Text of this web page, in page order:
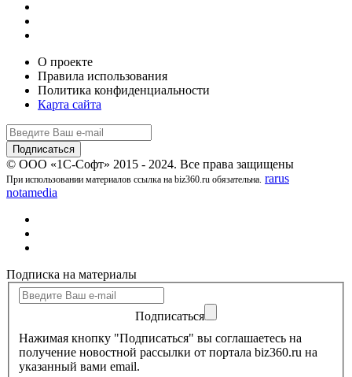
О проекте
Правила использования
Политика конфиденциальности
Карта сайта
© ООО «1С-Софт» 2015 - 2024. Все права защищены
При использовании материалов ссылка на biz360.ru обязательна. rarus
notamedia
Подписка на материалы
Подписаться
Нажимая кнопку "Подписаться" вы соглашаетесь на
получение новостной рассылки от портала biz360.ru на
указанный вами email.